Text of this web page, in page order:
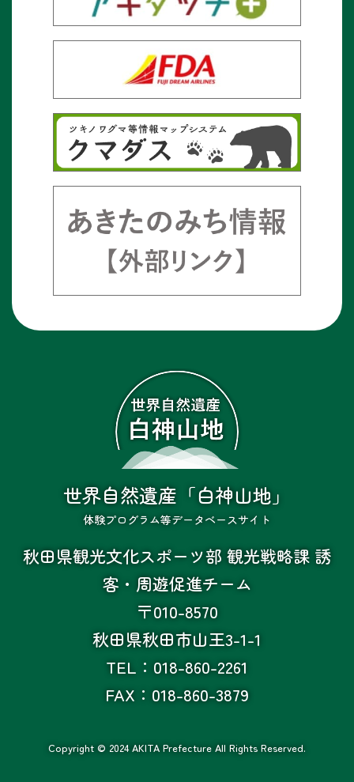
世界自然遺産「白神山地」
体験プログラム等データベースサイト
秋田県観光文化スポーツ部 観光戦略課 誘
客・周遊促進チーム
〒010-8570
秋田県秋田市山王3-1-1
TEL：018-860-2261
FAX：018-860-3879
Copyright © 2024 AKITA Prefecture All Rights Reserved.